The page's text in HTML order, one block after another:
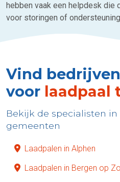
hebben vaak een helpdesk die
voor storingen of
Vind
voor laadpaal
Bekijk de specialisten
gemeenten
Laadpalen in Alphen
Laadpalen in Bergen op